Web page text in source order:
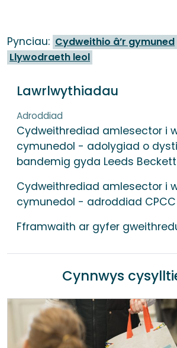
Pynciau: Cydweithio â’r gymuned
Llywodraeth leol
Lawrlwythiadau
Adroddiad
Cydweithrediad amlesector i
cymunedol - adolygiad o
bandemig gyda Leeds Beckett
Cydweithrediad amlesector i
cymunedol - adroddiad CPCC
Fframwaith ar gyfer
Cynnwys